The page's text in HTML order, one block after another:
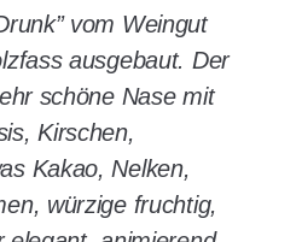
vom Weingut
ausgebaut. Der
schöne Nase mit
Kirschen,
Kakao, Nelken,
würzige fruchtig,